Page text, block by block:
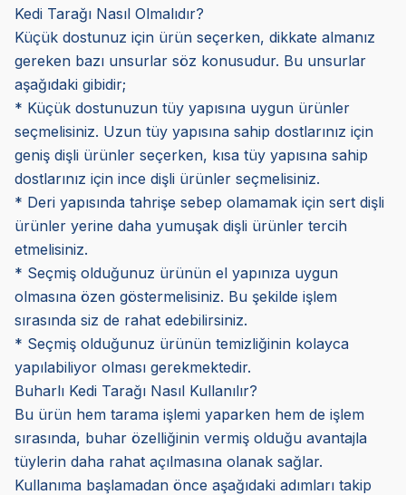
Kedi Tarağı Nasıl Olmalıdır?
Küçük dostunuz için ürün seçerken, dikkate almanız
gereken bazı unsurlar söz konusudur. Bu unsurlar
aşağıdaki gibidir;
* Küçük dostunuzun tüy yapısına uygun ürünler
seçmelisiniz. Uzun tüy yapısına sahip dostlarınız için
geniş dişli ürünler seçerken, kısa tüy yapısına sahip
dostlarınız için ince dişli ürünler seçmelisiniz.
* Deri yapısında tahrişe sebep olamamak için sert dişli
ürünler yerine daha yumuşak dişli ürünler tercih
etmelisiniz.
* Seçmiş olduğunuz ürünün el yapınıza uygun
olmasına özen göstermelisiniz. Bu şekilde işlem
sırasında siz de rahat edebilirsiniz.
* Seçmiş olduğunuz ürünün temizliğinin kolayca
yapılabiliyor olması gerekmektedir.
Buharlı Kedi Tarağı Nasıl Kullanılır?
Bu ürün hem tarama işlemi yaparken hem de işlem
sırasında, buhar özelliğinin vermiş olduğu avantajla
tüylerin daha rahat açılmasına olanak sağlar.
Kullanıma başlamadan önce aşağıdaki adımları takip